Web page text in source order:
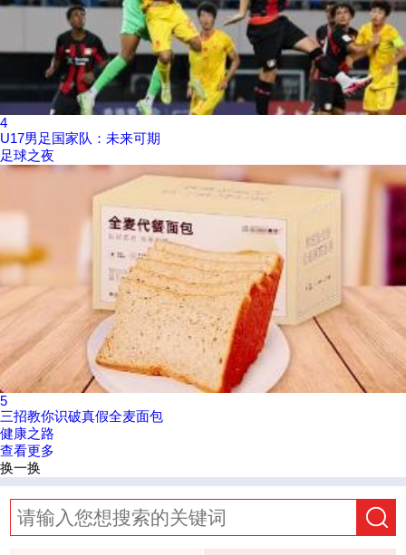
4
U17男足国家队：未来可期
足球之夜
5
三招教你识破真假全麦面包
健康之路
查看更多
换一换